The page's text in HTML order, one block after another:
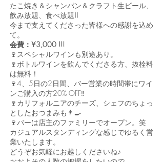
たこ焼き＆シャンパン＆クラフト生ビール、
飲み放題、食べ放題!!
今まで支えてくださった皆様への感謝を込め
て。
会費：¥3,000 !!!
🍷スペシャルワインも別途あり。
🍷ボトルワインを飲んでくださる方、抜栓料
は無料！
🍷4、5日の2日間、バー営業の時間帯にワイ
ンご購入の方20% OFF‼️
🍷カリフォルニアのチーズ、シェフのちょっ
としたおつまみも👨‍🍳
🍷バーは店主のファミリーでオープン。笑
カジュアルスタンディングな感じでゆるく営
業いたします。
どうぞお気軽にお越しくださいね♪